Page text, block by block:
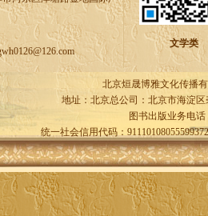
文学类
北京烜晟博雅文化传播
地址：北京总公司：北京市海淀
图书出版业务电话
统一社会信用代码：